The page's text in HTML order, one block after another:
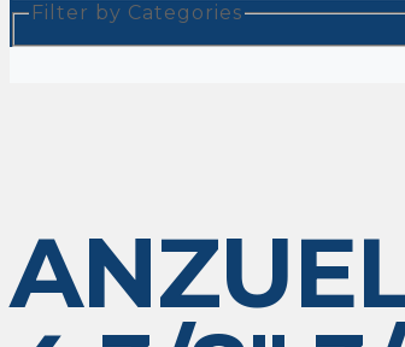
Filter by Categories